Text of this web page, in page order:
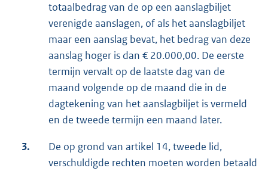
totaalbedrag van de op een aanslagbiljet
verenigde aanslagen, of als het aanslagbiljet
maar een aanslag bevat, het bedrag van deze
aanslag hoger is dan € 20.000,00. De eerste
termijn vervalt op de laatste dag van de
maand volgende op de maand die in de
dagtekening van het aanslagbiljet is vermeld
en de tweede termijn een maand later.
3.
De op grond van artikel 14, tweede lid,
verschuldigde rechten moeten worden betaald